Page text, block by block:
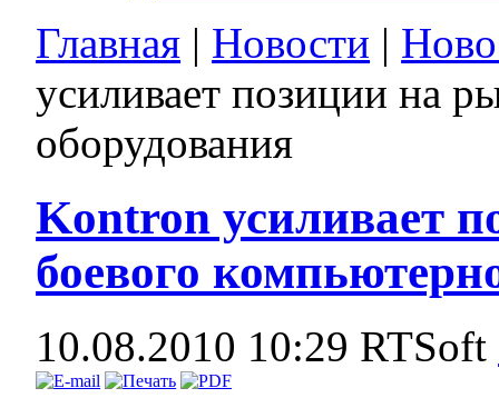
Главная | Новости |
усиливает позиции на
оборудования
Kontron усиливает
боевого
10.08.2010 10:29 RTSoft